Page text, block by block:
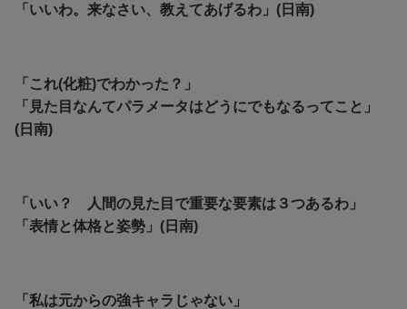
「いいわ。来なさい、教えてあげるわ」(日南)
「これ(化粧)でわかった？」
「見た目なんてパラメータはどうにでもなるってこと」
(日南)
「いい？ 人間の見た目で重要な要素は３つあるわ」
「表情と体格と姿勢」(日南)
「私は元からの強キャラじゃない」